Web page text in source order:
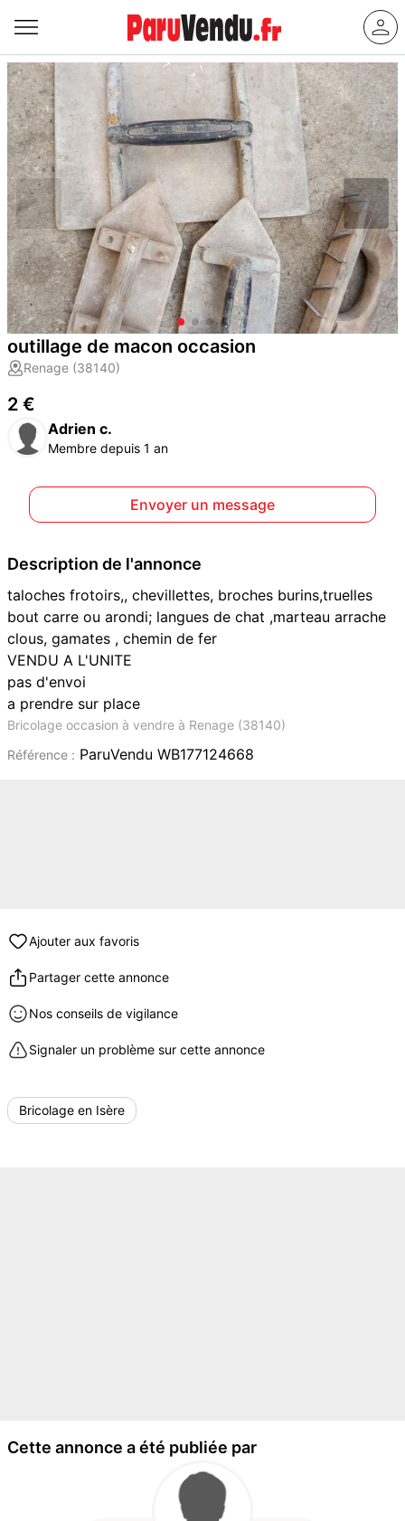
outillage de macon occasion
Renage (38140)
2 €
Adrien c.
Membre depuis 1 an
Envoyer un message
Description de l'annonce
taloches frotoirs,, chevillettes, broches burins,truelles
bout carre ou arondi; langues de chat ,marteau arrache
clous, gamates , chemin de fer
VENDU A L'UNITE
pas d'envoi
a prendre sur place
Bricolage occasion à vendre à Renage (38140)
Référence : ParuVendu WB177124668
Ajouter aux favoris
Partager cette annonce
Nos conseils de vigilance
Signaler un problème sur cette annonce
Bricolage en Isère
Cette annonce a été publiée par